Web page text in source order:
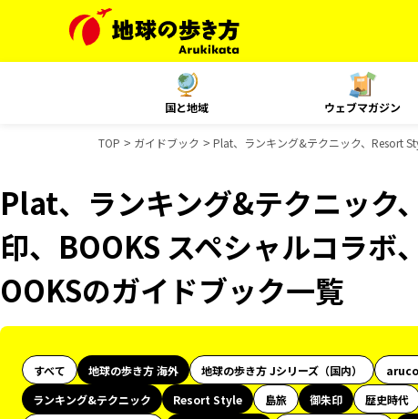
国と地域 ウェブマガジン
TOP ガイドブック Plat、ランキング&テクニック、Resort
Plat、ランキング&テクニック
印、BOOKS スペシャルコラボ
OOKSのガイドブック一覧
すべて 地球の歩き方 海外 地球の歩き方 Jシリーズ（国内）
ランキング&テクニック
Resort Style 島旅 御朱印 歴史時代